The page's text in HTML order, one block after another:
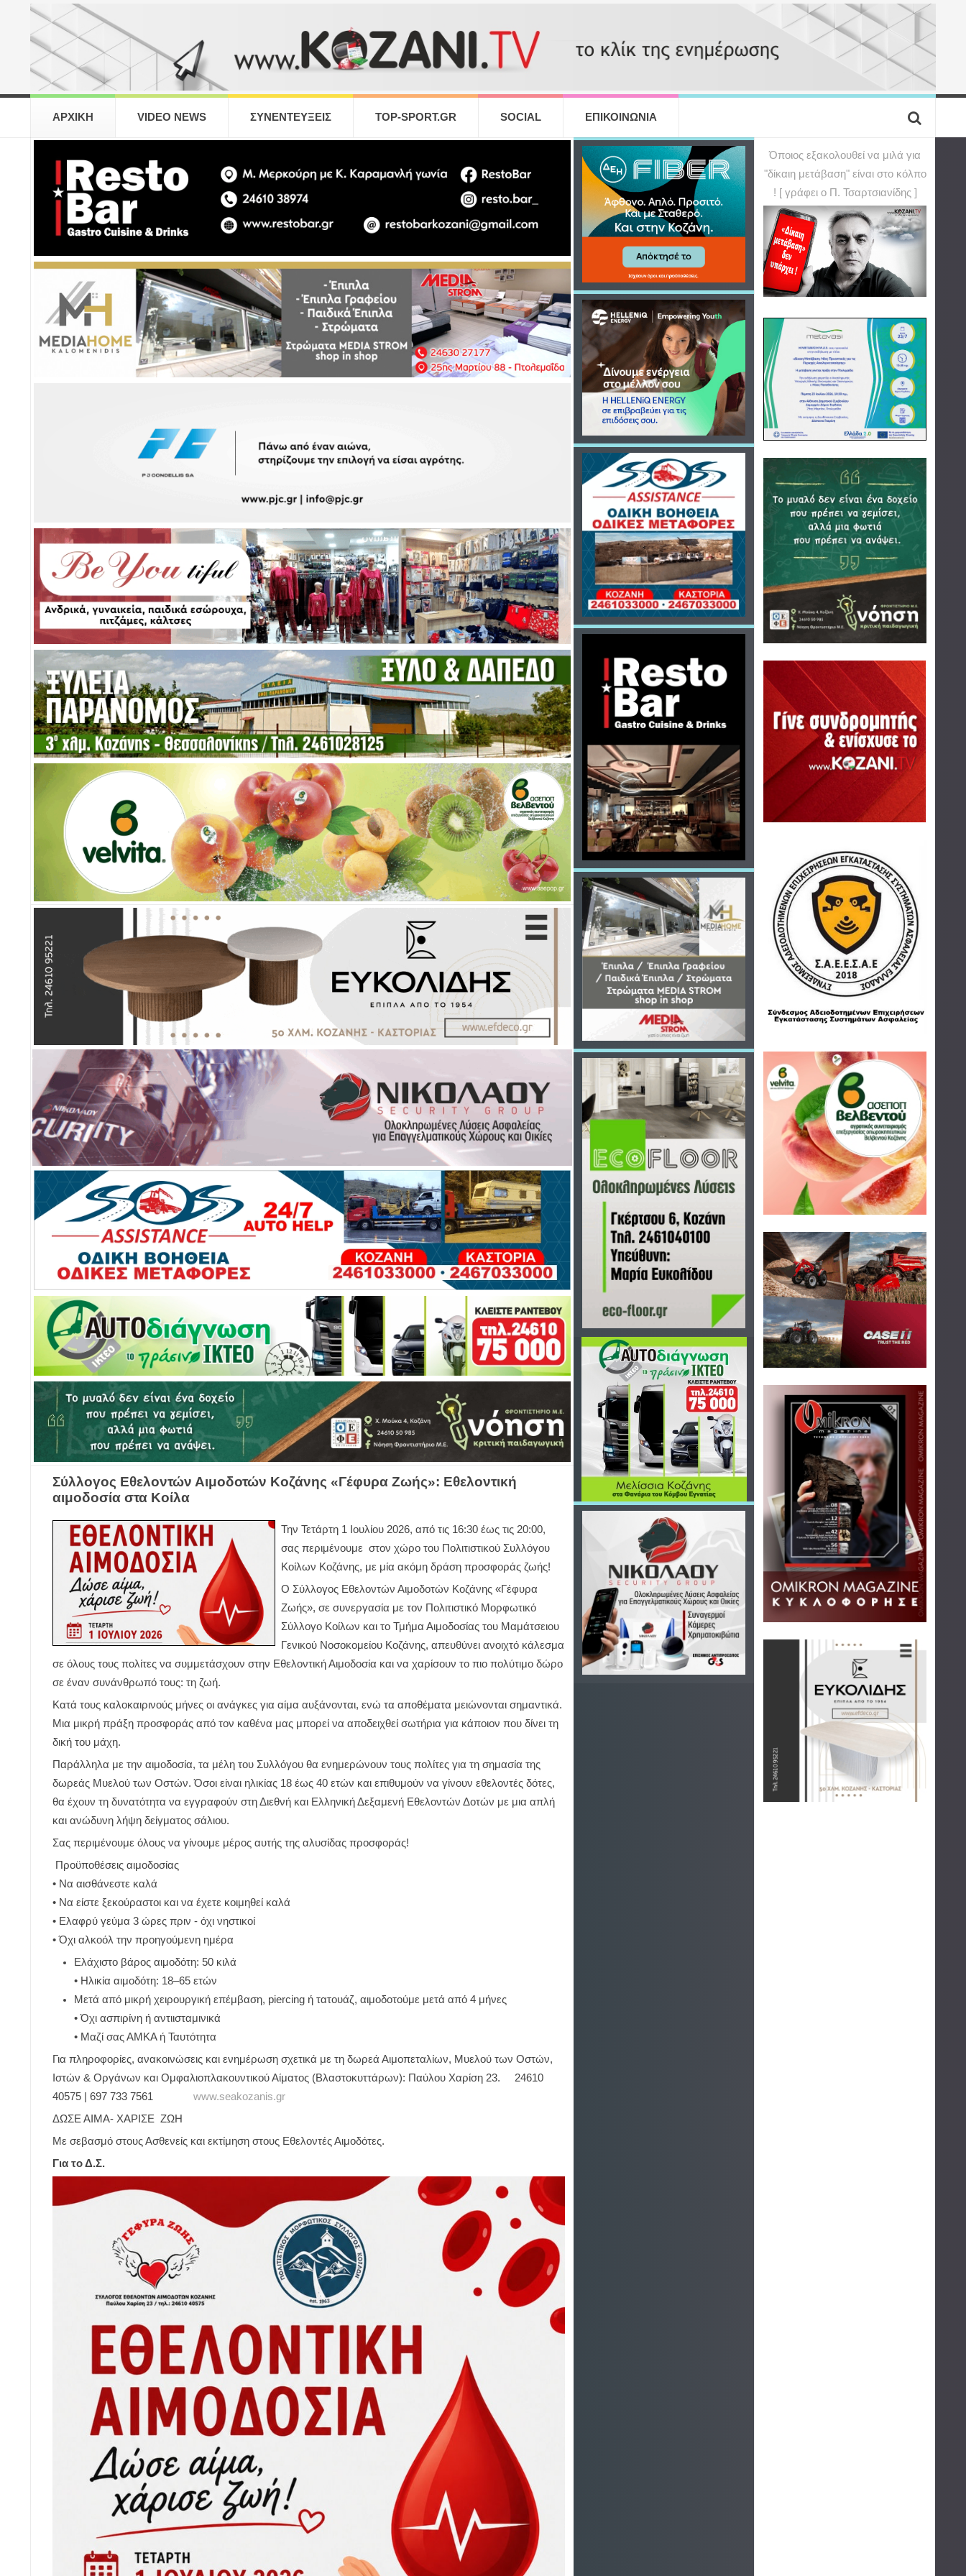
ΑΡΧΙΚΗ VIDEO NEWS ΣΥΝΕΝΤΕΥΞΕΙΣ TOP-SPORT.GR SOCIAL ΕΠΙΚΟΙΝΩΝΙΑ
Σύλλογος Εθελοντών Αιμοδοτών Κοζάνης «Γέφυρα Ζωής»: Εθελοντική
αιμοδοσία στα Κοίλα
Την Τετάρτη 1 Ιουλίου 2026, από τις 16:30 έως τις 20:00,
σας περιμένουμε στον χώρο του Πολιτιστικού Συλλόγου
Κοίλων Κοζάνης, με μία ακόμη δράση προσφοράς ζωής!
Ο Σύλλογος Εθελοντών Αιμοδοτών Κοζάνης «Γέφυρα
Ζωής», σε συνεργασία με τον Πολιτιστικό Μορφωτικό
Σύλλογο Κοίλων και το Τμήμα Αιμοδοσίας του Μαμάτσειου
Γενικού Νοσοκομείου Κοζάνης, απευθύνει ανοιχτό κάλεσμα
σε όλους τους πολίτες να συμμετάσχουν στην Εθελοντική Αιμοδοσία και να χαρίσουν το πιο πολύτιμο δώρο
σε έναν συνάνθρωπό τους: τη ζωή.
Κατά τους καλοκαιρινούς μήνες οι ανάγκες για αίμα αυξάνονται, ενώ τα αποθέματα μειώνονται σημαντικά.
Μια μικρή πράξη προσφοράς από τον καθένα μας μπορεί να αποδειχθεί σωτήρια για κάποιον που δίνει τη
δική του μάχη.
Παράλληλα με την αιμοδοσία, τα μέλη του Συλλόγου θα ενημερώνουν τους πολίτες για τη σημασία της
δωρεάς Μυελού των Οστών. Όσοι είναι ηλικίας 18 έως 40 ετών και επιθυμούν να γίνουν εθελοντές δότες,
θα έχουν τη δυνατότητα να εγγραφούν στη Διεθνή και Ελληνική Δεξαμενή Εθελοντών Δοτών με μια απλή
και ανώδυνη λήψη δείγματος σάλιου.
Σας περιμένουμε όλους να γίνουμε μέρος αυτής της αλυσίδας προσφοράς!
Προϋποθέσεις αιμοδοσίας
• Να αισθάνεστε καλά
• Να είστε ξεκούραστοι και να έχετε κοιμηθεί καλά
• Ελαφρύ γεύμα 3 ώρες πριν - όχι νηστικοί
• Όχι αλκοόλ την προηγούμενη ημέρα
Ελάχιστο βάρος αιμοδότη: 50 κιλά
• Ηλικία αιμοδότη: 18–65 ετών
Μετά από μικρή χειρουργική επέμβαση, piercing ή τατουάζ, αιμοδοτούμε μετά από 4 μήνες
• Όχι ασπιρίνη ή αντιισταμινικά
• Μαζί σας ΑΜΚΑ ή Ταυτότητα
Για πληροφορίες, ανακοινώσεις και ενημέρωση σχετικά με τη δωρεά Αιμοπεταλίων, Μυελού των Οστών,
Ιστών & Οργάνων και Ομφαλιοπλακουντικού Αίματος (Βλαστοκυττάρων): Παύλου Χαρίση 23. 24610
40575 | 697 733 7561 www.seakozanis.gr
ΔΩΣΕ ΑΙΜΑ- ΧΑΡΙΣΕ ΖΩΗ
Με σεβασμό στους Ασθενείς και εκτίμηση στους Εθελοντές Αιμοδότες.
Για το Δ.Σ.
Όποιος εξακολουθεί να μιλά για
"δίκαιη μετάβαση" είναι στο κόλπο
! [ γράφει ο Π. Τσαρτσιανίδης ]